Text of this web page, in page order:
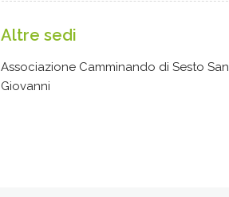
Altre sedi
Associazione Camminando di Sesto San
Giovanni